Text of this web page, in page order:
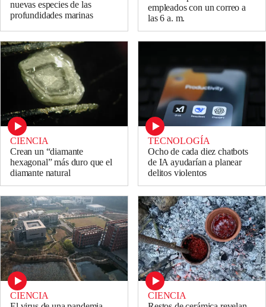
nuevas especies de las
profundidades marinas
empleados con un correo a
las 6 a. m.
CIENCIA
Crean un “diamante
hexagonal” más duro que el
diamante natural
TECNOLOGÍA
Ocho de cada diez chatbots
de IA ayudarían a planear
delitos violentos
CIENCIA
CIENCIA